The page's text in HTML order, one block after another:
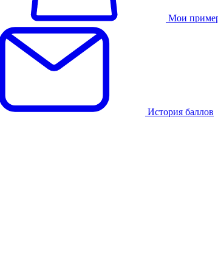
Мои
История баллов